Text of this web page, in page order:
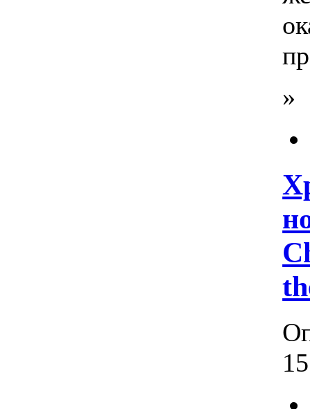
»